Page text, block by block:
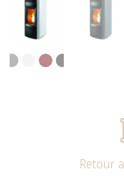
Retour